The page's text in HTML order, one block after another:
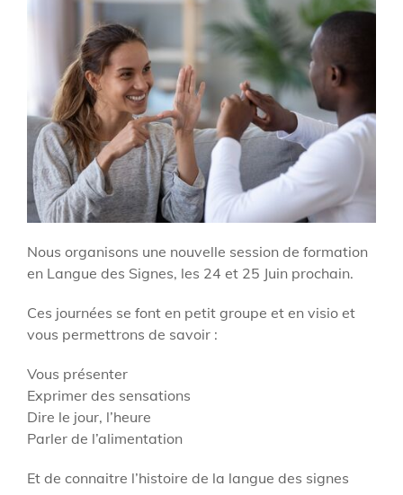
Nous organisons une nouvelle session de formation
en Langue des Signes, les 24 et 25 Juin prochain.
Ces journées se font en petit groupe et en visio et
vous permettrons de savoir :
Vous présenter
Exprimer des sensations
Dire le jour, l’heure
Parler de l’alimentation
Et de connaitre l’histoire de la langue des signes